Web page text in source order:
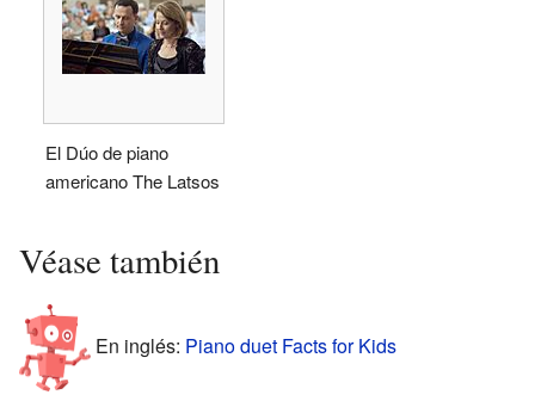
El Dúo de piano
americano The Latsos
Véase también
En inglés: Piano duet Facts for Kids